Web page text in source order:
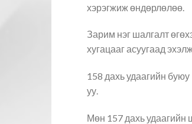
хэрэгжиж өндөрлөлөө.
Зарим нэг шалгалт
хугацааг асуугаад
158 дахь удаагийн
уу.
Мөн 157 дахь удаагийн